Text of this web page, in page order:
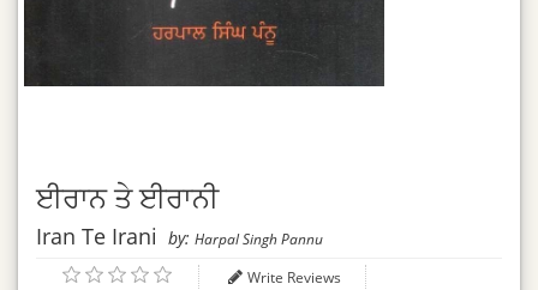
ਈਰਾਨ ਤੇ ਈਰਾਨੀ
Iran Te Irani by: Harpal Singh Pannu
Write Reviews